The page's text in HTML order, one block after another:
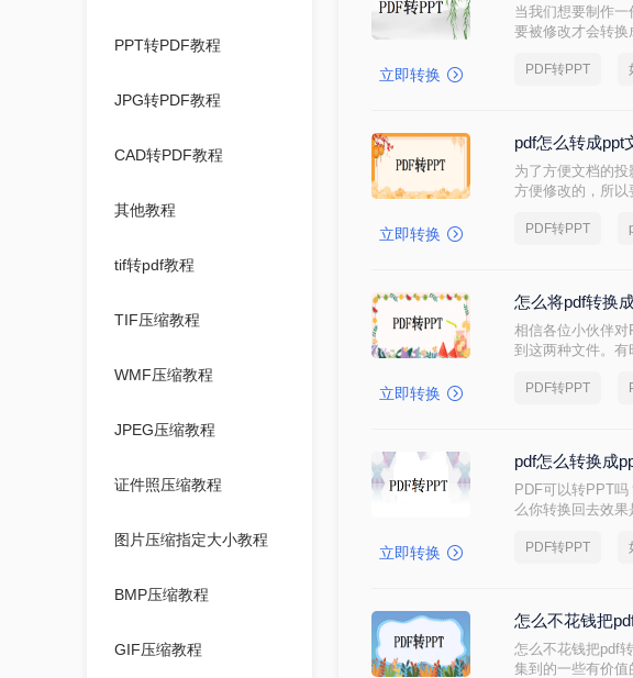
PPT转PDF教程
JPG转PDF教程
CAD转PDF教程
其他教程
tif转pdf教程
TIF压缩教程
WMF压缩教程
JPEG压缩教程
证件照压缩教程
图片压缩指定大小教程
BMP压缩教程
GIF压缩教程
立即转换
当我们想要制作
要被修改才会转
的讲讲吧。
PDF转PPT
立即转换
pdf怎么转成ppt
为了方便文档的
方便修改的，所以
PPT呢？今天就
PDF转PPT
立即转换
怎么将pdf转换
相信各位小伙伴
到这两种文件。
法。
PDF转PPT
立即转换
pdf怎么转换成
PDF可以转PPT
么你转换回去效
PDF转PPT
怎么不花钱把
怎么不花钱把pdf
集到的一些有价